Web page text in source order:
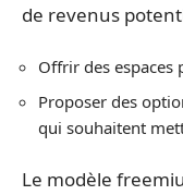
de revenus
Offrir des
Proposer des
qui souhaitent
Le modèle